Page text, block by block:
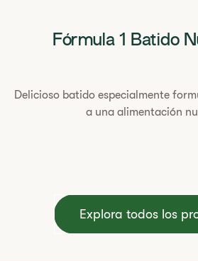
Fórmula 1 Batido
Delicioso batido especialmente
a una alimentación
Explora todos los